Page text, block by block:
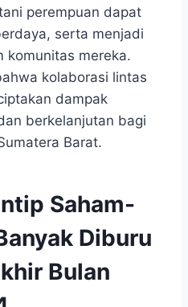
perempuan dapat
serta menjadi
komunitas mereka.
kolaborasi lintas
dampak
berkelanjutan bagi
Barat.
Saham-
Diburu
Bulan